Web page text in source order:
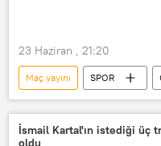
23 Haziran , 21:20
Maç yayını SPOR
Dünya Kupası
Ronaldo
Maç
İsmail Kartal'ın istediği üç
oldu